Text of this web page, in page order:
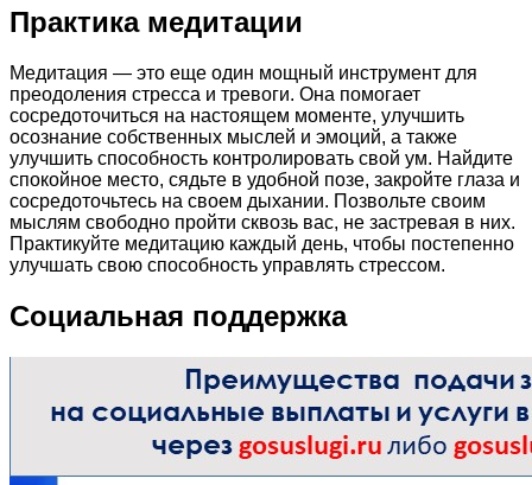
Практика медитации
Медитация — это еще один мощный инструмент для
преодоления стресса и тревоги. Она помогает
сосредоточиться на настоящем моменте, улучшить
осознание собственных мыслей и эмоций, а также
улучшить способность контролировать свой ум. Найдите
спокойное место, сядьте в удобной позе, закройте глаза и
сосредоточьтесь на своем дыхании. Позвольте своим
мыслям свободно пройти сквозь вас, не застревая в них.
Практикуйте медитацию каждый день, чтобы постепенно
улучшать свою способность управлять стрессом.
Социальная поддержка